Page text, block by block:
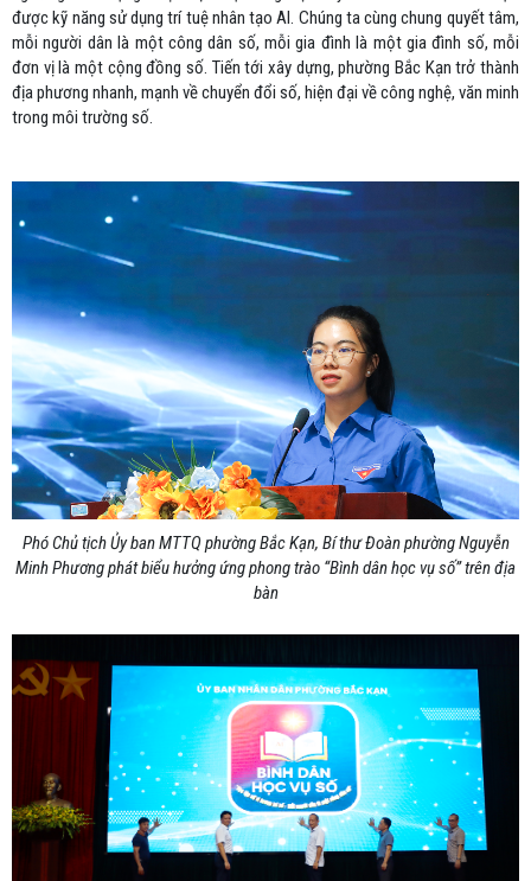
được kỹ năng sử dụng trí tuệ nhân tạo AI. Chúng ta cùng chung quyết tâm,
mỗi người dân là một công dân số, mỗi gia đình là một gia đình số, mỗi
đơn vị là một cộng đồng số. Tiến tới xây dựng, phường Bắc Kạn trở thành
địa phương nhanh, mạnh về chuyển đổi số, hiện đại về công nghệ, văn minh
trong môi trường số.
Phó Chủ tịch Ủy ban MTTQ phường Bắc Kạn, Bí thư Đoàn phường Nguyễn
Minh Phương phát biểu hưởng ứng phong trào “Bình dân học vụ số” trên địa
bàn